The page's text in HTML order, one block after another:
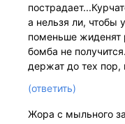
а нельзя ли, чтобы
поменьше жиденят
бомба не
держат до тех пор,
(ответить)
Жора с мыльного